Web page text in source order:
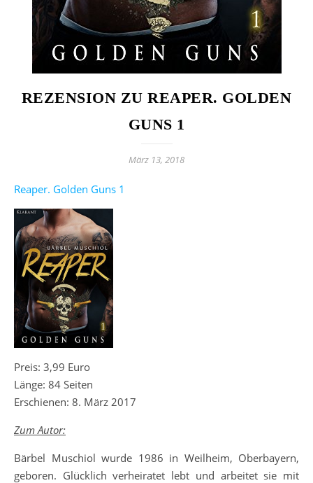
REZENSION ZU REAPER. GOLDEN
GUNS 1
März 13, 2018
Reaper. Golden Guns 1
Preis: 3,99 Euro
Länge: 84 Seiten
Erschienen: 8. März 2017
Zum Autor:
Bärbel Muschiol wurde 1986 in Weilheim, Oberbayern,
geboren. Glücklich verheiratet lebt und arbeitet sie mit